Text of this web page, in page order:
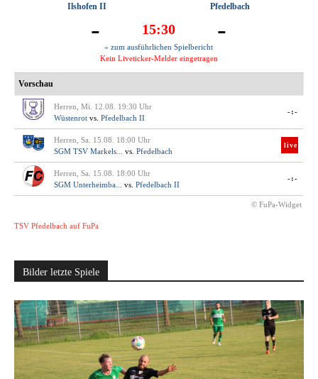
Ilshofen II Pfedelbach
- 15:30 -
» zum ausführlichen Spielbericht
Kein Liveticker-Melder eingetragen
Vorschau
Herren, Mi. 12.08. 19:30 Uhr
Wüstenrot vs. Pfedelbach II
-:-
Herren, Sa. 15.08. 18:00 Uhr
SGM TSV Markels...
vs. Pfedelbach
live
Herren, Sa. 15.08. 18:00 Uhr
SGM Unterheimba...
vs. Pfedelbach II
-:-
© FuPa-Widget
TSV Pfedelbach auf FuPa
Bilder letzte Spiele